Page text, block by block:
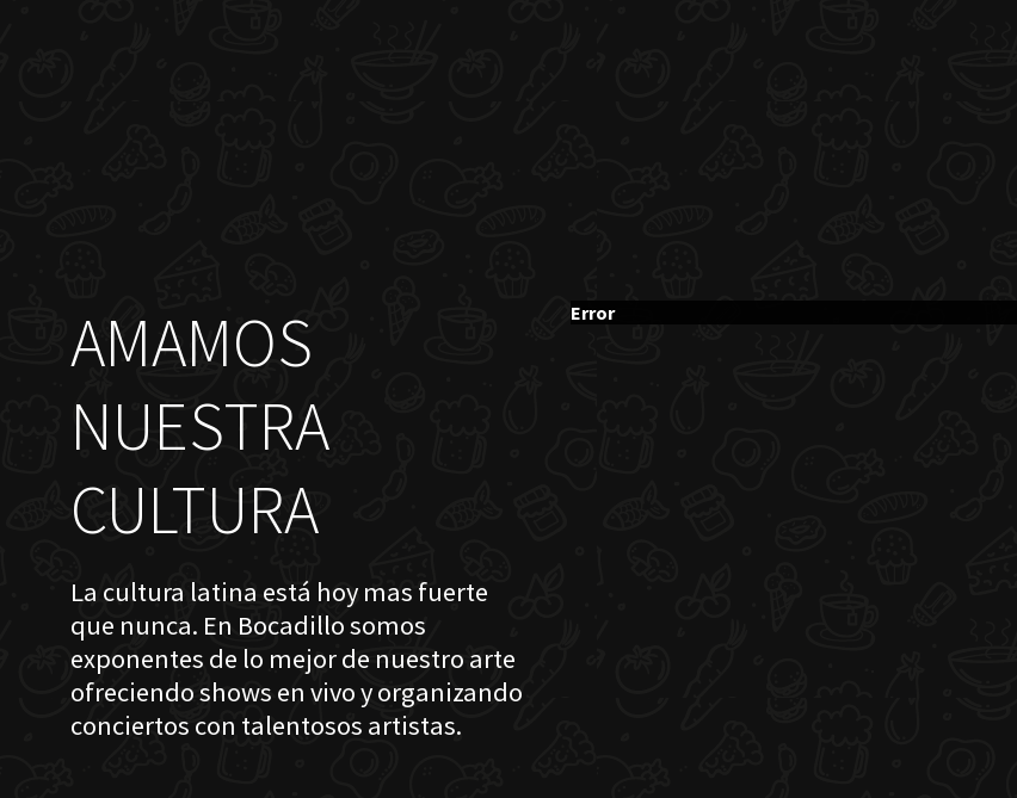
AMAMOS
NUESTRA
CULTURA
La cultura latina está hoy mas fuerte
que nunca. En Bocadillo somos
exponentes de lo mejor de nuestro arte
ofreciendo shows en vivo y organizando
conciertos con talentosos artistas.
Error